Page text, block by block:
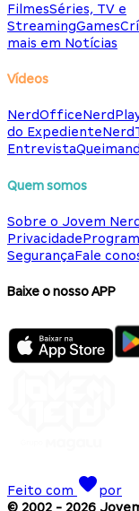
FilmesSéries, TV e
StreamingGames
mais em Notícias
Vídeos
NerdOffice
do Expediente
Entrevista
Quem somos
Sobre o Jovem Nerd
Privacidade
SegurançaFale
Baixe o nosso APP
Feito com
por
© 2002 - 2026